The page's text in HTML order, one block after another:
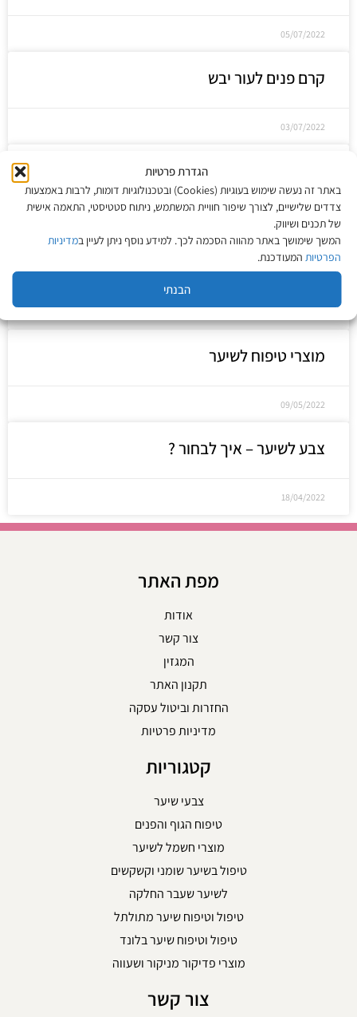
הגדרת פרטיות
באתר זה נעשה שימוש בעוגיות (Cookies) ובטכנולוגיות דומות, לרבות באמצעות
צדדים שלישיים, לצורך שיפור חוויית המשתמש, ניתוח סטטיסטי, התאמה אישית
של תכנים ושיווק.
המשך שימושך באתר מהווה הסכמה לכך. למידע נוסף ניתן לעיין במדיניות
הפרטיותהמעודכנת.
הבנתי
05/07/2022
קרם פנים לעור יבש
03/07/2022
צבעי שיער – איך נכון לבחור?
12/06/2022
קרם לחות לפנים – מה כדאי לדעת?
מוצרי טיפוח לשיער
09/05/2022
צבע לשיער – איך לבחור ?
18/04/2022
מפת האתר
אודות
צור קשר
המגזין
תקנון האתר
החזרות וביטול עסקה
מדיניות פרטיות
קטגוריות
צבעי שיער
טיפוח הגוף והפנים
מוצרי חשמל לשיער
טיפול בשיער שומני וקשקשים
לשיער שעבר החלקה
טיפול וטיפוח שיער מתולתל
טיפול וטיפוח שיער בלונד
מוצרי פדיקור מניקור ושעווה
צור קשר